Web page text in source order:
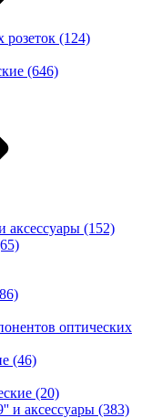
розеток (124)
(646)
аксессуары (152)
оптических
(46)
(20)
и аксессуары (383)